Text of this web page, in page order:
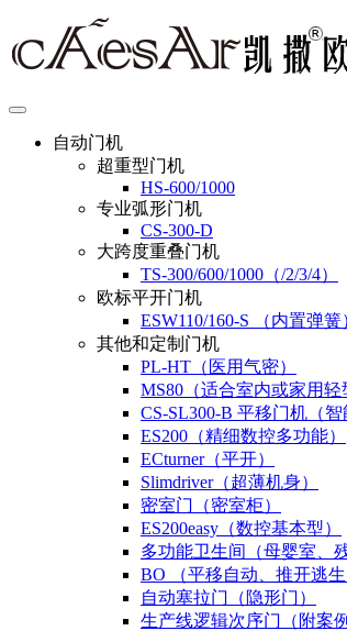
自动门机
超重型门机
HS-600/1000
专业弧形门机
CS-300-D
大跨度重叠门机
TS-300/600/1000（/2/3/4）
欧标平开门机
ESW110/160-S （内置弹簧
其他和定制门机
PL-HT（医用气密）
MS80（适合室内或家用轻
CS-SL300-B 平移门机（智
ES200（精细数控多功能）
ECturner（平开）
Slimdriver（超薄机身）
密室门（密室柜）
ES200easy（数控基本型）
多功能卫生间（母婴室、
BO （平移自动、推开逃生
自动塞拉门（隐形门）
生产线逻辑次序门（附案例